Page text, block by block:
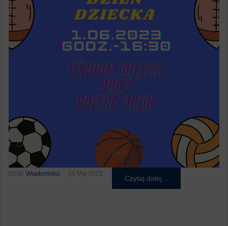
Dział: Wiadomości 25 Maj 2023
Czytaj dalej...